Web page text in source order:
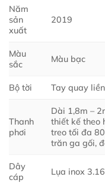
Năm
sản
xuất
2019
Màu
sắc
Màu bạc
Bộ tời Tay quay
Thanh
phơi
Dài 1,8m –
thiết kế theo
treo tối đa
trăn ga gối,
Dây
cáp
Lụa inox